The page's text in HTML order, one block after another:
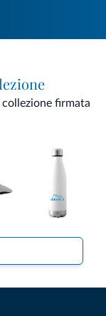
firmata